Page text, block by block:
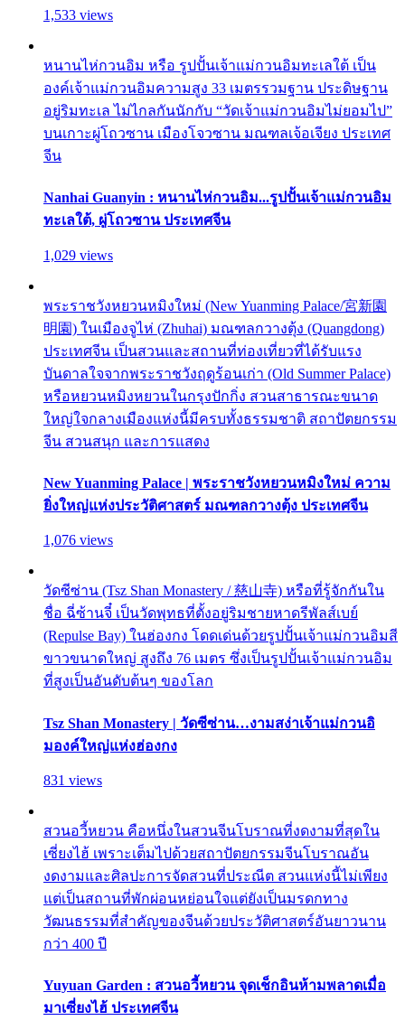
1,533 views
หนานไห่กวนอิม หรือ รูปปั้นเจ้าแม่กวนอิมทะเลใต้ เป็น
องค์เจ้าแม่กวนอิมความสูง 33 เมตรรวมฐาน ประดิษฐาน
อยู่ริมทะเล ไม่ไกลกันนักกับ “วัดเจ้าแม่กวนอิมไม่ยอมไป”
บนเกาะผู่โถวซาน เมืองโจวซาน มณฑลเจ้อเจียง ประเทศ
จีน
Nanhai Guanyin : หนานไห่กวนอิม...รูปปั้นเจ้าแม่กวนอิม
ทะเลใต้, ผู่โถวซาน ประเทศจีน
1,029 views
พระราชวังหยวนหมิงใหม่ (New Yuanming Palace/宮新園
明園) ในเมืองจูไห่ (Zhuhai) มณฑลกวางตุ้ง (Quangdong)
ประเทศจีน เป็นสวนและสถานที่ท่องเที่ยวที่ได้รับแรง
บันดาลใจจากพระราชวังฤดูร้อนเก่า (Old Summer Palace)
หรือหยวนหมิงหยวนในกรุงปักกิ่ง สวนสาธารณะขนาด
ใหญ่ใจกลางเมืองแห่งนี้มีครบทั้งธรรมชาติ สถาปัตยกรรม
จีน สวนสนุก และการแสดง
New Yuanming Palace | พระราชวังหยวนหมิงใหม่ ความ
ยิ่งใหญ่แห่งประวัติศาสตร์ มณฑลกวางตุ้ง ประเทศจีน
1,076 views
วัดซีซ่าน (Tsz Shan Monastery / 慈山寺) หรือที่รู้จักกันใน
ชื่อ ฉี่ซ้านจี๋ เป็นวัดพุทธที่ตั้งอยู่ริมชายหาดรีพัลส์เบย์
(Repulse Bay) ในฮ่องกง โดดเด่นด้วยรูปปั้นเจ้าแม่กวนอิมสี
ขาวขนาดใหญ่ สูงถึง 76 เมตร ซึ่งเป็นรูปปั้นเจ้าแม่กวนอิม
ที่สูงเป็นอันดับต้นๆ ของโลก
Tsz Shan Monastery | วัดซีซ่าน…งามสง่าเจ้าแม่กวนอิ
มองค์ใหญ่แห่งฮ่องกง
831 views
สวนอวี้หยวน คือหนึ่งในสวนจีนโบราณที่งดงามที่สุดใน
เซี่ยงไฮ้ เพราะเต็มไปด้วยสถาปัตยกรรมจีนโบราณอัน
งดงามและศิลปะการจัดสวนที่ประณีต สวนแห่งนี้ไม่เพียง
แต่เป็นสถานที่พักผ่อนหย่อนใจแต่ยังเป็นมรดกทาง
วัฒนธรรมที่สำคัญของจีนด้วยประวัติศาสตร์อันยาวนาน
กว่า 400 ปี
Yuyuan Garden : สวนอวี้หยวน จุดเช็กอินห้ามพลาดเมื่อ
มาเซี่ยงไฮ้ ประเทศจีน